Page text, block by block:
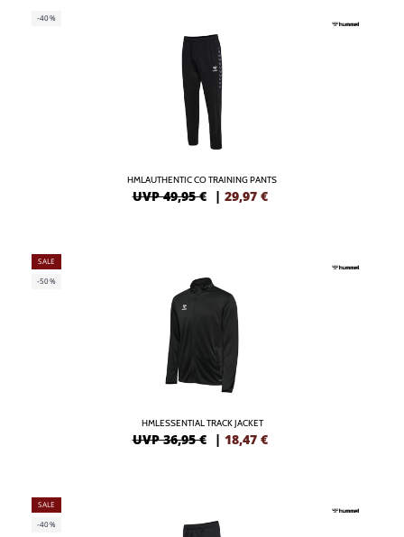
-40%
HMLAUTHENTIC CO TRAINING PANTS
UVP 49,95 € | 29,97 €
SALE
-50%
HMLESSENTIAL TRACK JACKET
UVP 36,95 € | 18,47 €
SALE
-40%